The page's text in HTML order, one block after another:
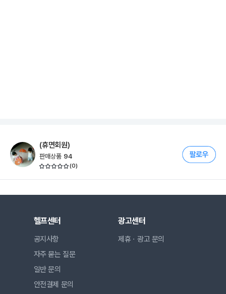
(휴면회원)
판매상품 94
(0)
헬프센터
공지사항
자주 묻는 질문
일반 문의
안전결제 문의
광고센터
제휴ㆍ광고 문의